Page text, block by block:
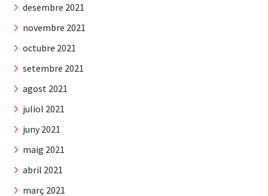
desembre 2021
novembre 2021
octubre 2021
setembre 2021
agost 2021
juliol 2021
juny 2021
maig 2021
abril 2021
març 2021